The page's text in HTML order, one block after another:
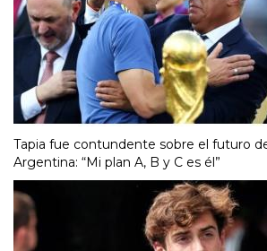
Tapia fue contundente sobre el futuro
Argentina: “Mi plan A, B y C es él”